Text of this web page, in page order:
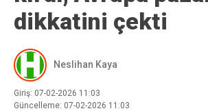
dikkatini çekti
Neslihan Kaya
Giriş: 07-02-2026 11:03
Güncelleme: 07-02-2026 11:03